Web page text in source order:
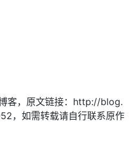
客，原文链接：http://blog.
，如需转载请自行联系原作